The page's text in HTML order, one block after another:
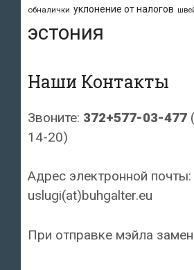
обналички уклонение от налогов
эстония
Наши Контакты
Звоните: 372+577-03-477
14-20)
Адрес электронной почты:
uslugi(at)buhgalter.eu
При отправке мэйла